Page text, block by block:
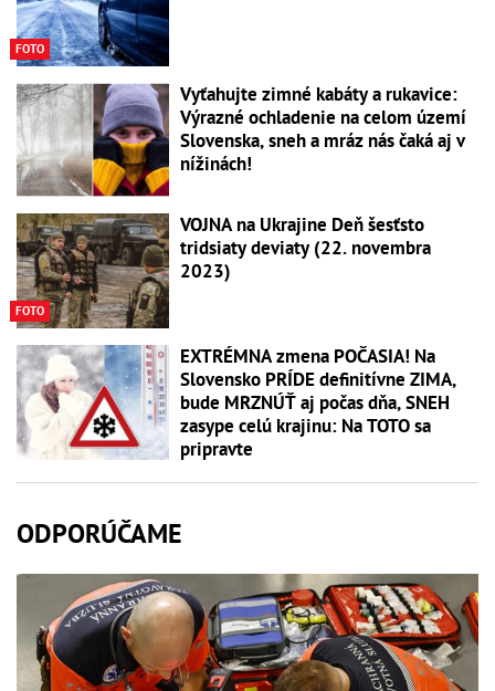
FOTO
Vyťahujte zimné kabáty a rukavice:
Výrazné ochladenie na celom území
Slovenska, sneh a mráz nás čaká aj v
nížinách!
FOTO
VOJNA na Ukrajine Deň šesťsto
tridsiaty deviaty (22. novembra
2023)
EXTRÉMNA zmena POČASIA! Na
Slovensko PRÍDE definitívne ZIMA,
bude MRZNÚŤ aj počas dňa, SNEH
zasype celú krajinu: Na TOTO sa
pripravte
ODPORÚČAME